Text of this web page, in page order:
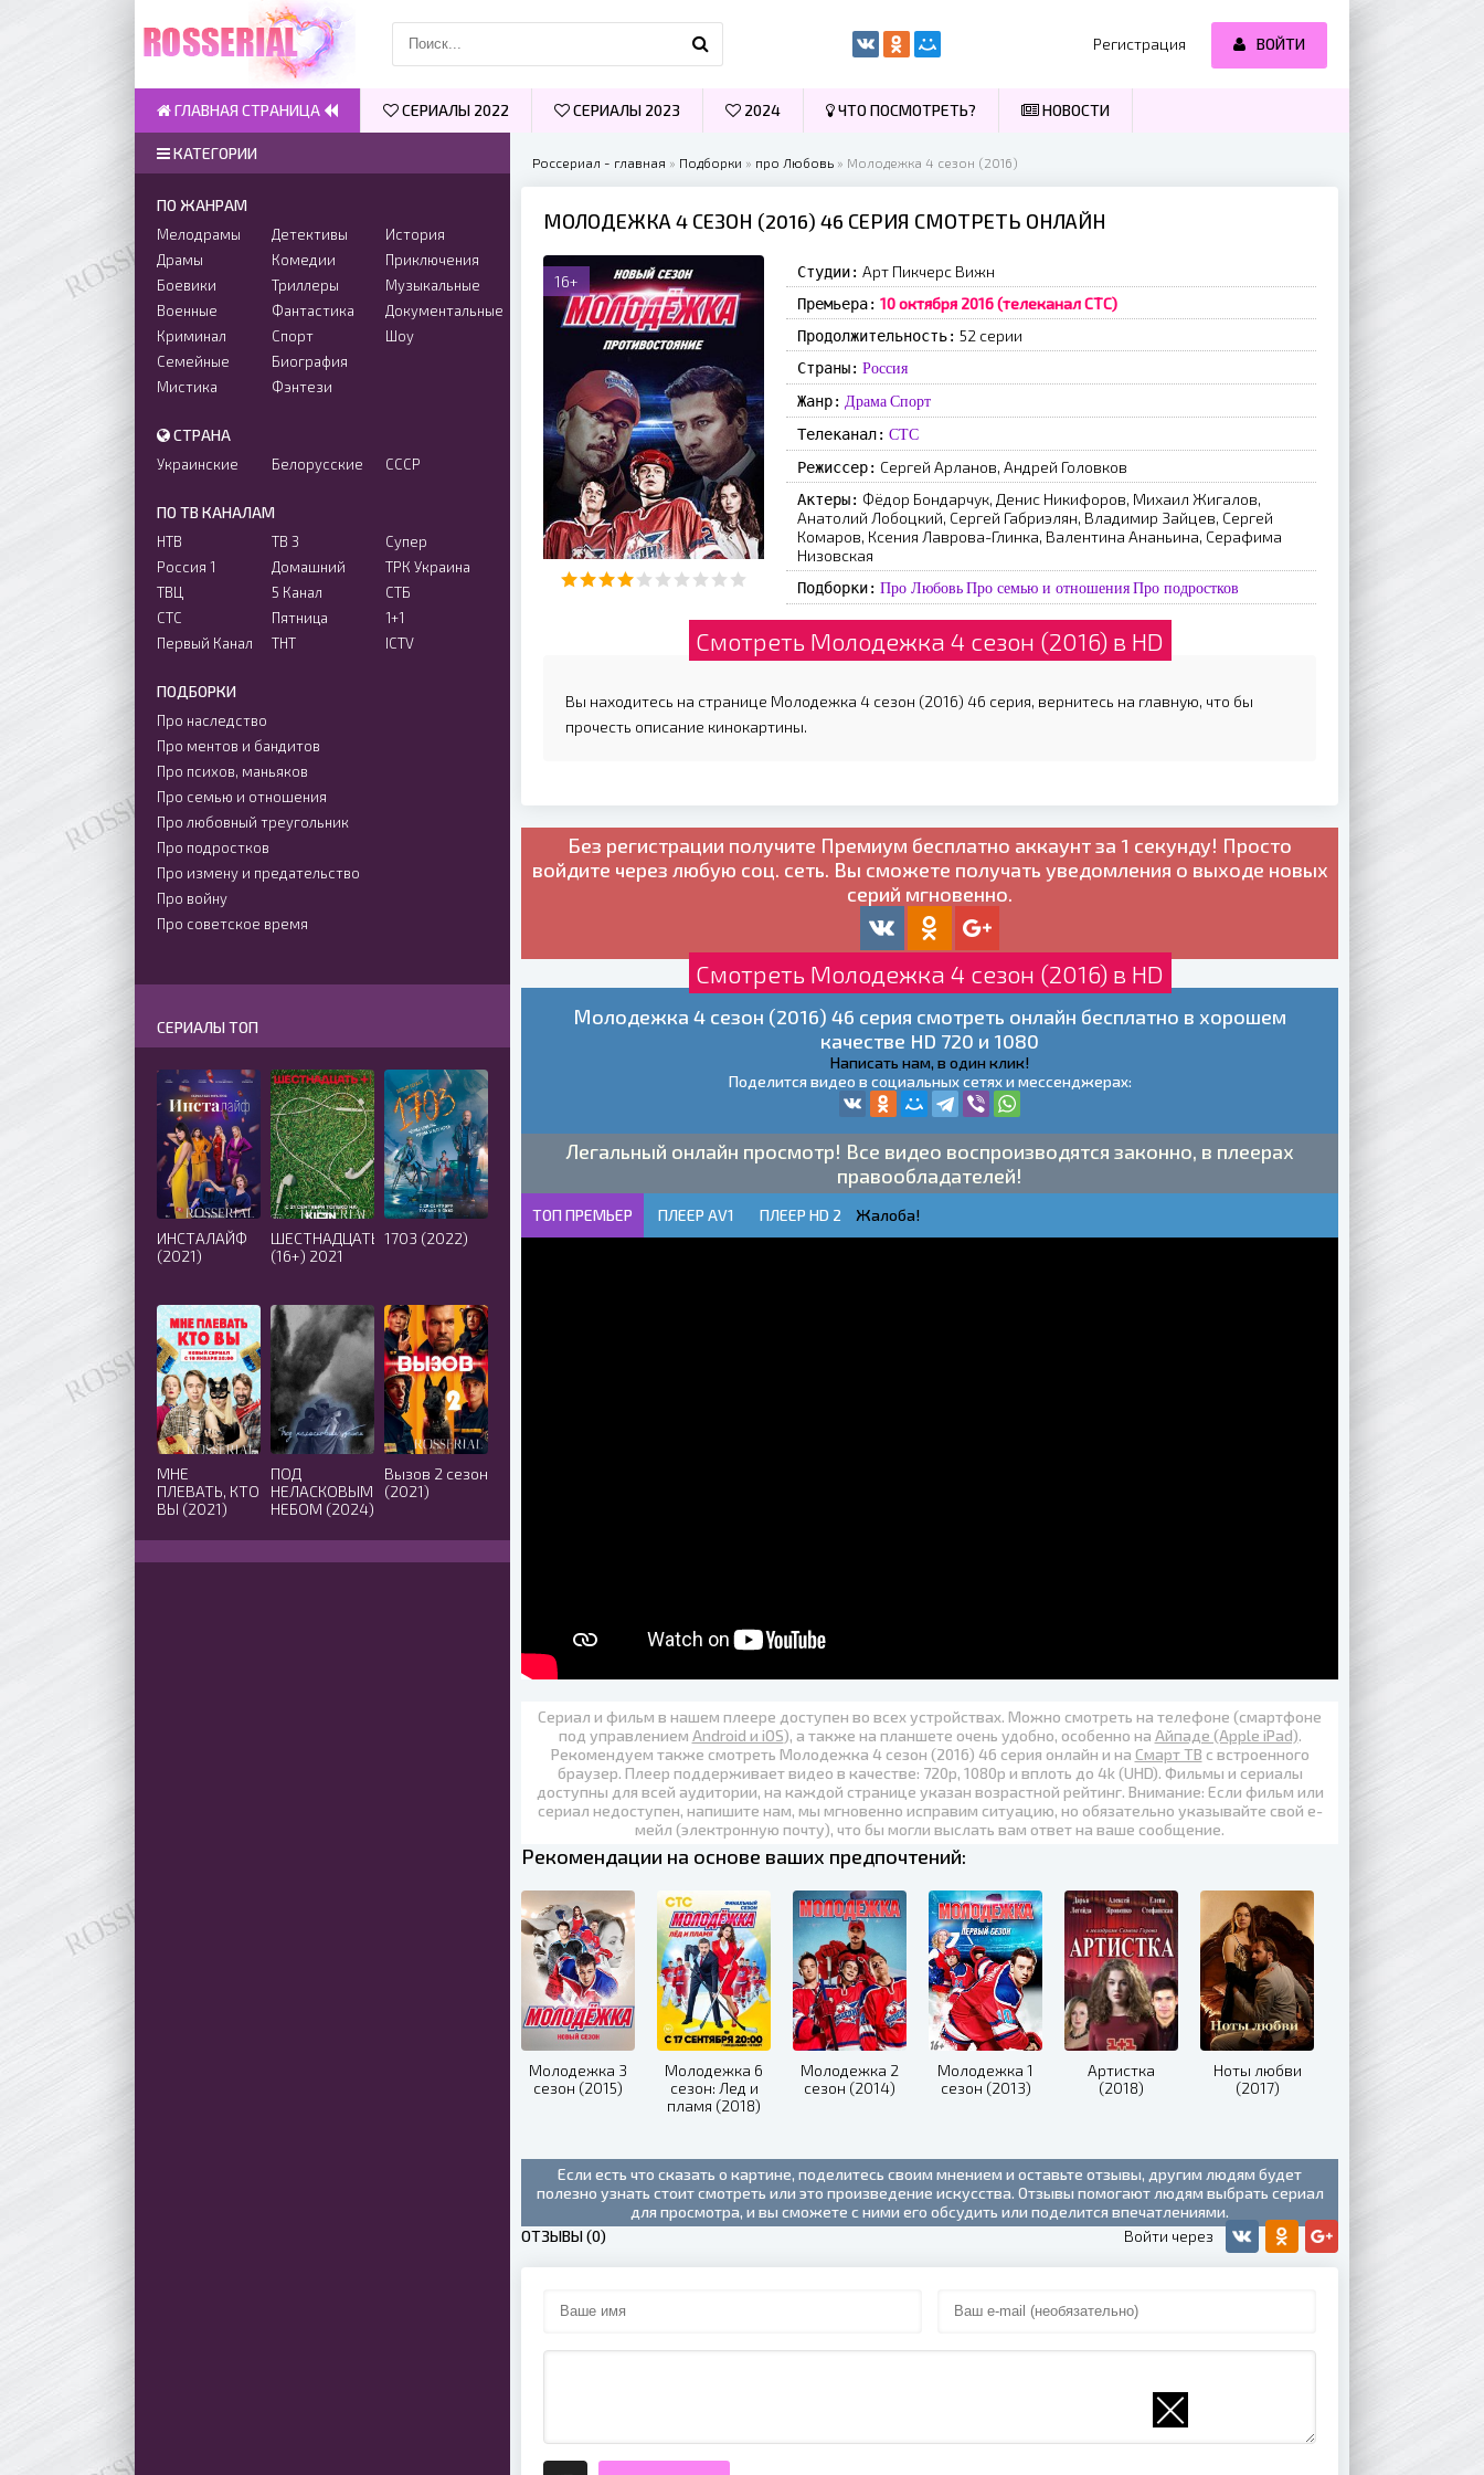
Россериал - главная » Подборки » про Любовь » Молодежка 4 сезон (2016)
МОЛОДЕЖКА 4 СЕЗОН (2016) 46 СЕРИЯ СМОТРЕТЬ ОНЛАЙН
16+ Студии: Арт Пикчерс Вижн
Премьера: 10 октября 2016 (телеканал СТС)
Продолжительность: 52 серии
Страны: Россия
Жанр: Драма Спорт
Телеканал: СТС
Режиссер: Сергей Арланов, Андрей Головков
Актеры: Фёдор Бондарчук, Денис Никифоров, Михаил Жигалов,
Анатолий Лобоцкий, Сергей Габриэлян, Владимир Зайцев, Сергей
Комаров, Ксения Лаврова-Глинка, Валентина Ананьина, Серафима
Низовская
Подборки: Про Любовь Про семью и отношения Про подростков
Смотреть Молодежка 4 сезон (2016) в HD
Вы находитесь на странице Молодежка 4 сезон (2016) 46 серия, вернитесь на главную, что бы
прочесть описание кинокартины.
Без регистрации получите Премиум бесплатно аккаунт за 1 секунду! Просто
войдите через любую соц. сеть. Вы сможете получать уведомления о выходе новых
серий мгновенно.
Смотреть Молодежка 4 сезон (2016) в HD
Молодежка 4 сезон (2016) 46 серия смотреть онлайн бесплатно в хорошем
качестве HD 720 и 1080
Написать нам, в один клик!
Поделится видео в социальных сетях и мессенджерах:
Легальный онлайн просмотр! Все видео воспроизводятся законно, в плеерах
правообладателей!
ТОП ПРЕМЬЕР ПЛЕЕР AV1 ПЛЕЕР HD 2 Жалоба!
Сериал и фильм в нашем плеере доступен во всех устройствах. Можно смотреть на телефоне (смартфоне
под управлением Android и iOS), а также на планшете очень удобно, особенно на Айпаде (Apple iPad).
Рекомендуем также смотреть Молодежка 4 сезон (2016) 46 серия онлайн и на Смарт ТВ с встроенного
браузер. Плеер поддерживает видео в качестве: 720p, 1080p и вплоть до 4k (UHD). Фильмы и сериалы
доступны для всей аудитории, на каждой странице указан возрастной рейтинг. Внимание: Если фильм или
сериал недоступен, напишите нам, мы мгновенно исправим ситуацию, но обязательно указывайте свой е-
мейл (электронную почту), что бы могли выслать вам ответ на ваше сообщение.
Рекомендации на основе ваших предпочтений:
Молодежка 3
сезон (2015)
Молодежка 6
сезон: Лед и
пламя (2018)
Молодежка 2
сезон (2014)
Молодежка 1
сезон (2013)
Артистка
(2018)
Ноты любви
(2017)
Если есть что сказать о картине, поделитесь своим мнением и оставьте отзывы, другим людям будет
полезно узнать стоит смотреть или это произведение искусства. Отзывы помогают людям выбрать сериал
для просмотра, и вы сможете с ними его обсудить или поделится впечатлениями.
ОТЗЫВЫ (0)
КАТЕГОРИИ
ПО ЖАНРАМ
Мелодрамы
Драмы
Боевики
Военные
Криминал
Семейные
Мистика
Детективы
Комедии
Триллеры
Фантастика
Спорт
Биография
Фэнтези
История
Приключения
Музыкальные
Документальные
Шоу
СТРАНА
Украинские Белорусские СССР
ПО ТВ КАНАЛАМ
НТВ
Россия 1
ТВЦ
СТС
Первый Канал
ТВ 3
Домашний
5 Канал
Пятница
ТНТ
Супер
ТРК Украина
СТБ
1+1
ICTV
ПОДБОРКИ
Про наследство
Про ментов и бандитов
Про психов, маньяков
Про семью и отношения
Про любовный треугольник
Про подростков
Про измену и предательство
Про войну
Про советское время
СЕРИАЛЫ ТОП
ИНСТАЛАЙФ
(2021)
ШЕСТНАДЦАТЬ
(16+) 2021
1703 (2022)
МНЕ
ПЛЕВАТЬ, КТО
ВЫ (2021)
ПОД
НЕЛАСКОВЫМ
НЕБОМ (2024)
Вызов 2 сезон
(2021)
Регистрация ВОЙТИ
ГЛАВНАЯ СТРАНИЦА СЕРИАЛЫ 2022 СЕРИАЛЫ 2023 2024 ЧТО ПОСМОТРЕТЬ? НОВОСТИ